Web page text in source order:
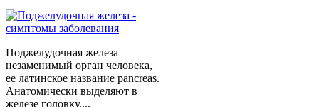
Поджелудочная железа –
незаменимый орган человека,
ее латинское название pancreas.
Анатомически выделяют в
железе головку,...